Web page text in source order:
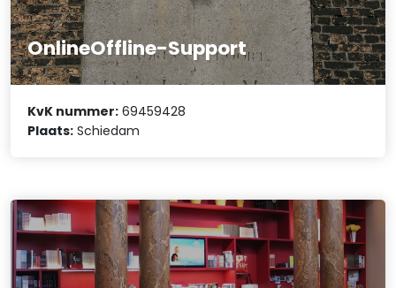
OnlineOffline-Support
KvK nummer: 69459428
Plaats: Schiedam